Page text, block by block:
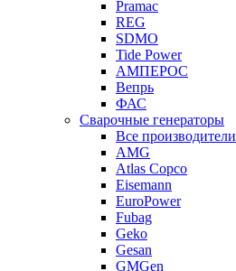
Pramac
REG
SDMO
Tide Power
АМПЕРОС
Вепрь
ФАС
Сварочные генераторы
Все производители
AMG
Atlas Copco
Eisemann
EuroPower
Fubag
Geko
Gesan
GMGen